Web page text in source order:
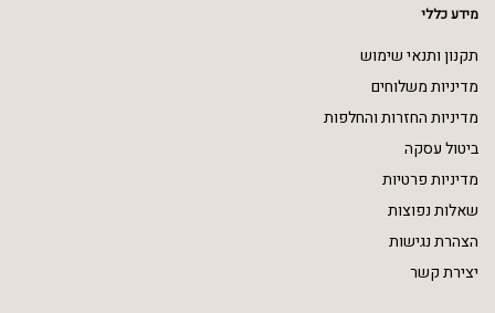
מידע כללי
תקנון ותנאי שימוש
מדיניות משלוחים
מדיניות החזרות והחלפות
ביטול עסקה
מדיניות פרטיות
שאלות נפוצות
הצהרת נגישות
יצירת קשר